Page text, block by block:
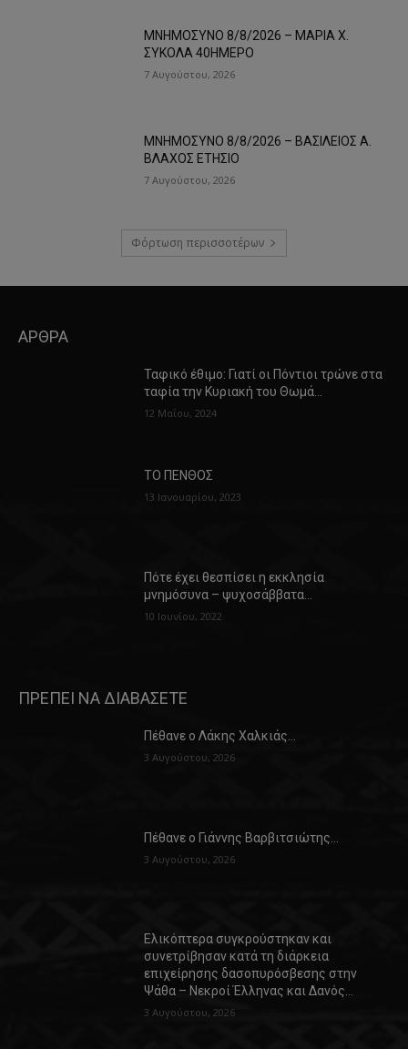
ΜΝΗΜΟΣΥΝΟ 8/8/2026 – ΜΑΡΙΑ Χ.
ΣΥΚΟΛΑ 40ΗΜΕΡΟ
7 Αυγούστου, 2026
ΜΝΗΜΟΣΥΝΟ 8/8/2026 – ΒΑΣΙΛΕΙΟΣ Α.
ΒΛΑΧΟΣ ΕΤΗΣΙΟ
7 Αυγούστου, 2026
Φόρτωση περισσοτέρων
ΑΡΘΡΑ
Ταφικό έθιμο: Γιατί οι Πόντιοι τρώνε στα
ταφία την Κυριακή του Θωμά…
12 Μαΐου, 2024
ΤΟ ΠΕΝΘΟΣ
13 Ιανουαρίου, 2023
Πότε έχει θεσπίσει η εκκλησία
μνημόσυνα – ψυχοσάββατα…
10 Ιουνίου, 2022
ΠΡΕΠΕΙ ΝΑ ΔΙΑΒΑΣΕΤΕ
Πέθανε ο Λάκης Χαλκιάς…
3 Αυγούστου, 2026
Πέθανε ο Γιάννης Βαρβιτσιώτης…
3 Αυγούστου, 2026
Ελικόπτερα συγκρούστηκαν και
συνετρίβησαν κατά τη διάρκεια
επιχείρησης δασοπυρόσβεσης στην
Ψάθα – Νεκροί Έλληνας και Δανός…
3 Αυγούστου, 2026